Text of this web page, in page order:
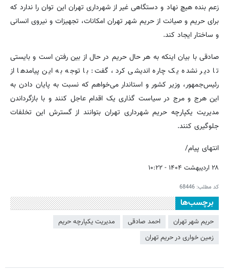
زعم بنده هیچ نهاد و دستگاهی غیر از شهرداری تهران این توان را ندارد که
برای حریم و صیانت از حریم شهر تهران امکانات، تجهیزات و نیروی انسانی
و ساختار ایجاد کند.
صادقی با بیان اینکه به هر حال حریم در حال از بین رفتن است و بایستی
تا دیر نشده یک چاره اندیشی کرد، گفت: با توجه به این پیامدها از
رئیس‌جمهور، وزیر کشور و استاندار می‌خواهم که نسبت به پایان دادن به
این هرج و مرج در سیاست گذاری یک اقدام عاجل کنند و با بازگرداندن
مدیریت یکپارچه حریم شهرداری تهران بتوانند از گسترش این تخلفات
جلوگیری کنند.
انتهای پیام/
۲۸ اردیبهشت ۱۴۰۴ - ۱۰:۲۲
کد مطلب: 68446
برچسب‌ها
حریم شهر تهران احمد صادقی
مدیریت یکپارچه حریم
زمین خواری در حریم تهران